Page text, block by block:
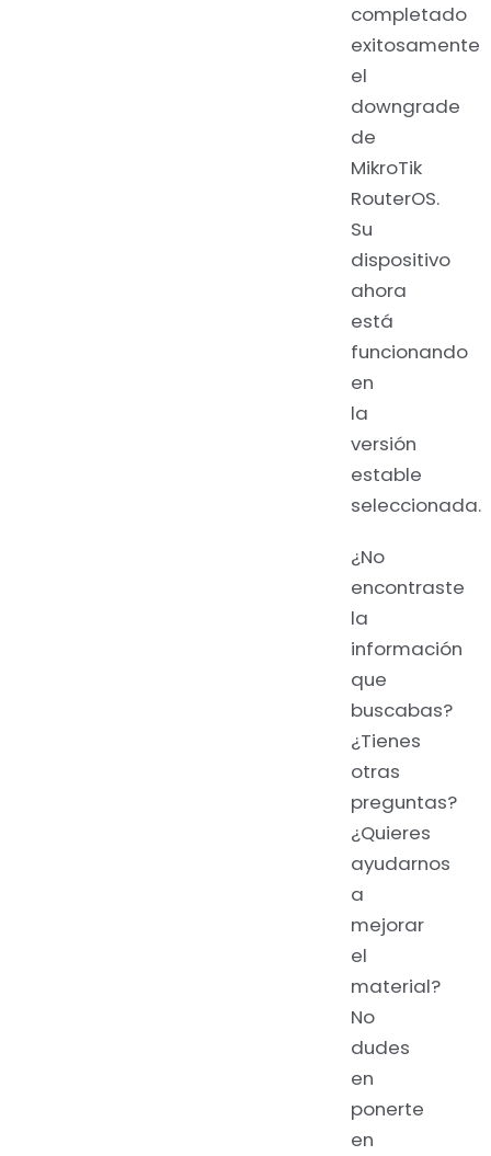
completado
exitosamente
el
downgrade
de
MikroTik
RouterOS.
Su
dispositivo
ahora
está
funcionando
en
la
versión
estable
seleccionada.
¿No
encontraste
la
información
que
buscabas?
¿Tienes
otras
preguntas?
¿Quieres
ayudarnos
a
mejorar
el
material?
No
dudes
en
ponerte
en